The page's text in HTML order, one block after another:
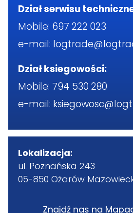
Dział serwisu
Mobile: 697 222 023
e-mail:
Dział ksiegowości:
Mobile: 794 530 280
e-mail:
Lokalizacja:
ul. Poznańska 243
05-850 Ożarów
Znajdź nas na